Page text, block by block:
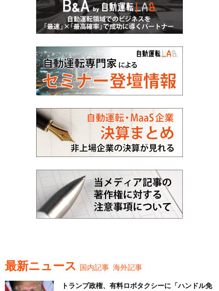
最新ニュース 国内記事 海外記事
トランプ政権、有料ロボタクシーに「ハンドル免